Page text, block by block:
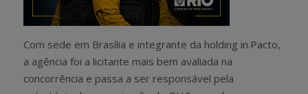
Com sede em Brasília e integrante da holding in.Pacto,
a agência foi a licitante mais bem avaliada na
concorrência e passa a ser responsável pela